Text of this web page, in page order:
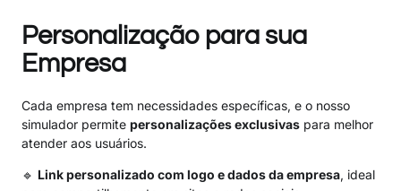
Personalização para sua
Empresa
Cada empresa tem necessidades específicas, e o nosso
simulador permite personalizações exclusivas para melhor
atender aos usuários.
🔹 Link personalizado com logo e dados da empresa, ideal